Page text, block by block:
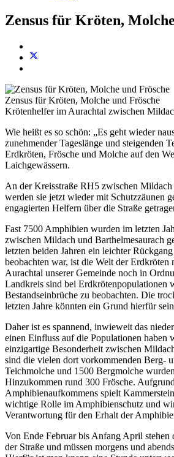
Zensus für Kröten,
Zensus für Kröten, Molche und Frösche
Krötenhelfer im Aurachtal zwischen
Wie heißt es so schön: „Es geht wieder
zunehmender Tageslänge und steigenden
Erdkröten, Frösche und Molche auf den
Laichgewässern.
An der Kreisstraße RH5 zwischen Mildach
werden sie jetzt wieder mit Schutzzäunen
engagierten Helfern über die Straße
Fast 7500 Amphibien wurden im letzten
zwischen Mildach und Barthelmesaurach
letzten beiden Jahren ein leichter
beobachten war, ist die Welt der
Aurachtal unserer Gemeinde noch in
Landkreis sind bei Erdkrötenpopulationen
Bestandseinbrüche zu beobachten. Die
letzten Jahre könnten ein Grund hierfür
Daher ist es spannend, inwieweit das
einen Einfluss auf die Populationen haben
einzigartige Besonderheit zwischen
sind die vielen dort vorkommenden Berg-
Teichmolche und 1500 Bergmolche
Hinzukommen rund 300 Frösche.
Amphibienaufkommens spielt
wichtige Rolle im Amphibienschutz und
Verantwortung für den Erhalt der
Von Ende Februar bis Anfang April stehen
der Straße und müssen morgens und